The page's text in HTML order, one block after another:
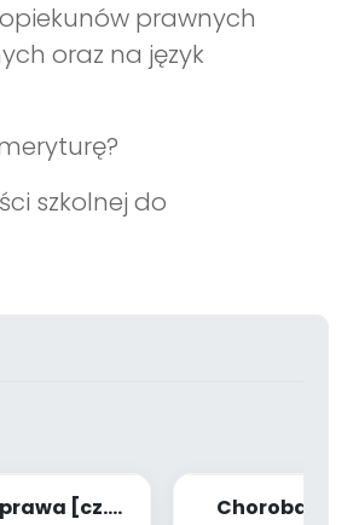
prawnych
oraz na język
szkolnej do
[cz.
Choroba